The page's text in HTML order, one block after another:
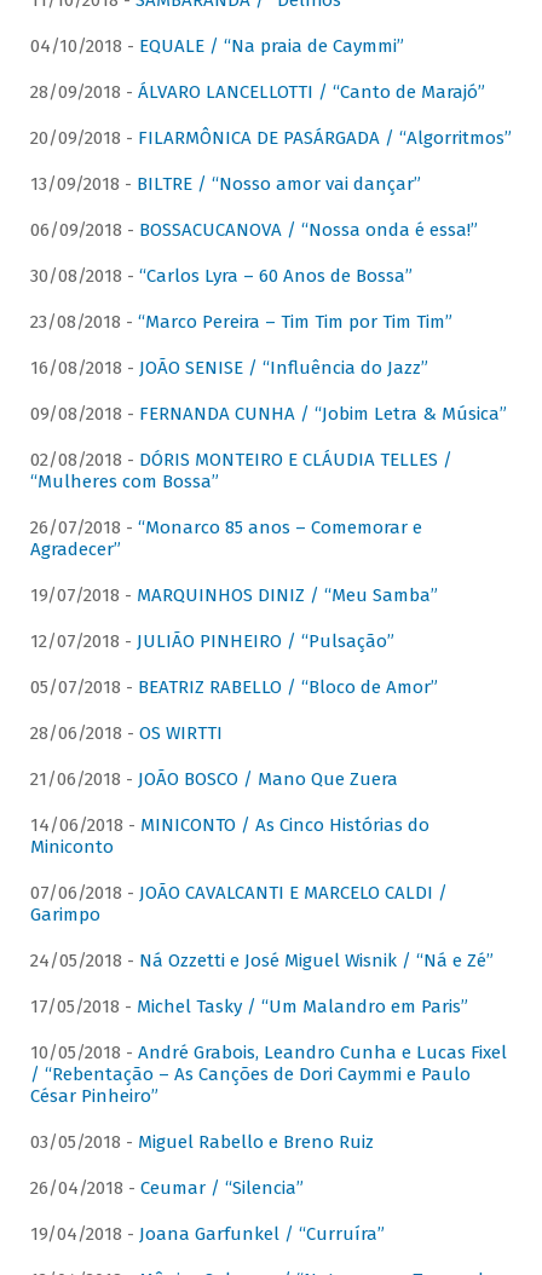
04/10/2018 - EQUALE / “Na praia de Caymmi”
28/09/2018 - ÁLVARO LANCELLOTTI / “Canto de Marajó”
20/09/2018 - FILARMÔNICA DE PASÁRGADA / “Algorritmos”
13/09/2018 - BILTRE / “Nosso amor vai dançar”
06/09/2018 - BOSSACUCANOVA / “Nossa onda é essa!”
30/08/2018 - “Carlos Lyra – 60 Anos de Bossa”
23/08/2018 - “Marco Pereira – Tim Tim por Tim Tim”
16/08/2018 - JOÃO SENISE / “Influência do Jazz”
09/08/2018 - FERNANDA CUNHA / “Jobim Letra & Música”
02/08/2018 - DÓRIS MONTEIRO E CLÁUDIA TELLES /
“Mulheres com Bossa”
26/07/2018 - “Monarco 85 anos – Comemorar e
Agradecer”
19/07/2018 - MARQUINHOS DINIZ / “Meu Samba”
12/07/2018 - JULIÃO PINHEIRO / “Pulsação”
05/07/2018 - BEATRIZ RABELLO / “Bloco de Amor”
28/06/2018 - OS WIRTTI
21/06/2018 - JOÃO BOSCO / Mano Que Zuera
14/06/2018 - MINICONTO / As Cinco Histórias do
Miniconto
07/06/2018 - JOÃO CAVALCANTI E MARCELO CALDI /
Garimpo
24/05/2018 - Ná Ozzetti e José Miguel Wisnik / “Ná e Zé”
17/05/2018 - Michel Tasky / “Um Malandro em Paris”
10/05/2018 - André Grabois, Leandro Cunha e Lucas Fixel
/ “Rebentação – As Canções de Dori Caymmi e Paulo
César Pinheiro”
03/05/2018 - Miguel Rabello e Breno Ruiz
26/04/2018 - Ceumar / “Silencia”
19/04/2018 - Joana Garfunkel / “Curruíra”